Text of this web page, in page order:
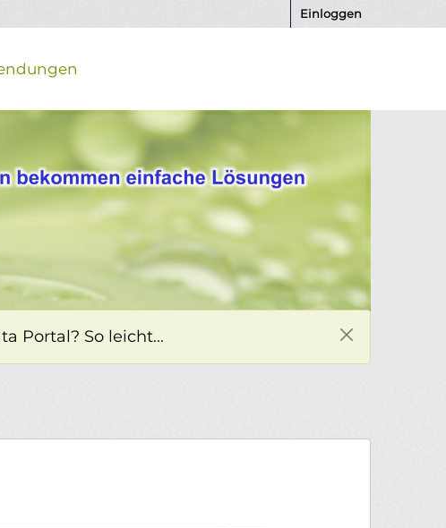
Einloggen
Portal? So leicht...